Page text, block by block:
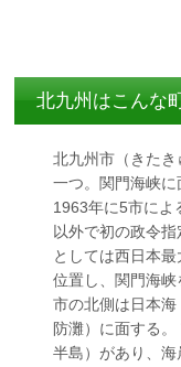
北九州はこんな
北九州市（きた
一つ。関門海峡
1963年に5市によ
以外で初の政令
としては西日本
位置し、関門海峡
市の北側は日本
防灘）に面する
半島）があり、